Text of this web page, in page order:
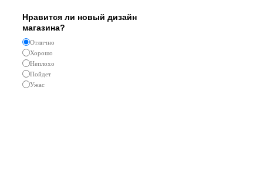
Нравится ли новый дизайн
магазина?
Отлично
Хорошо
Неплохо
Пойдет
Ужас